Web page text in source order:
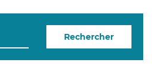
Rechercher